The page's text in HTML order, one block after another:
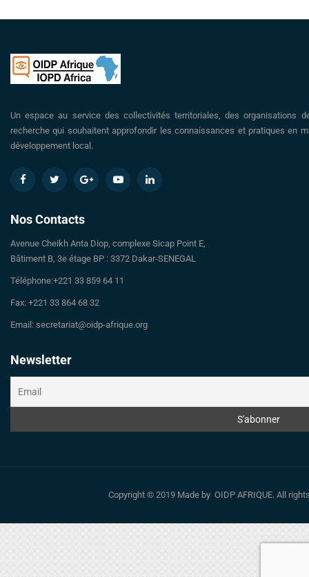
Un espace au service des collectivités territoriales, des organisations
recherche qui souhaitent approfondir les connaissances et pratiques en
développement local.
Nos Contacts
Avenue Cheikh Anta Diop, complexe Sicap Point E,
Bâtiment B, 3e étage BP : 3372 Dakar-SENEGAL
Téléphone:+221 33 859 64 11
Fax: +221 33 864 68 32
Email: secretariat@oidp-afrique.org
Newsletter
Copyright © 2019 Made by OIDP AFRIQUE. All